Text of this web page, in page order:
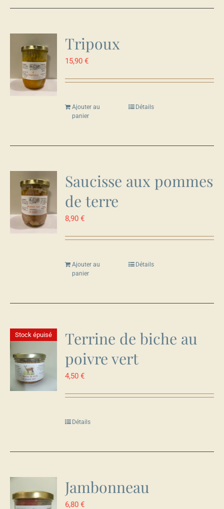
Tripoux
15,90€
Ajouter au
panier
Détails
Saucisse aux pommes
de terre
8,90€
Ajouter au
panier
Détails
Stock épuisé
Terrine de biche au
poivre vert
4,50€
Détails
Jambonneau
6,80€